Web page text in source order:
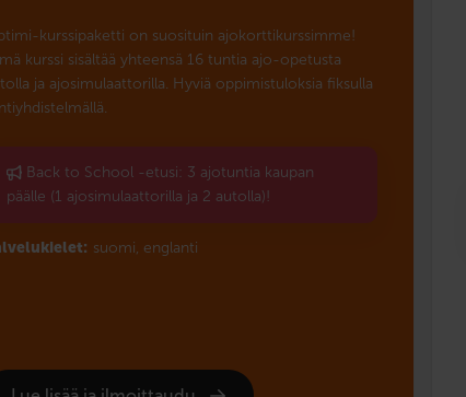
kurssipaketti on suosituin ajokorttikurssimme!
kurssi sisältää yhteensä 16 tuntia ajo-opetusta
ja ajosimulaattorilla. Hyviä oppimistuloksia fiksulla
Back to School -etusi: 3 ajotuntia kaupan
päälle (1 ajosimulaattorilla ja 2 autolla)!
suomi, englanti